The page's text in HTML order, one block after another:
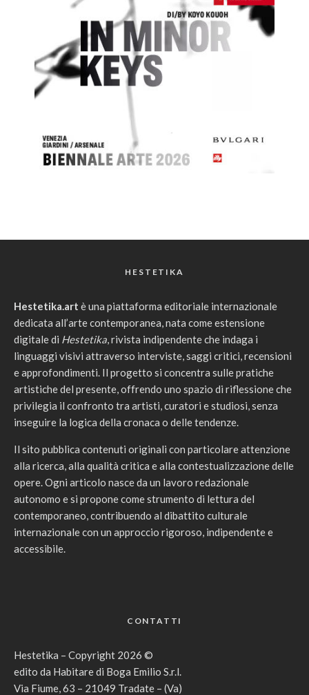
HESTETIKA
Hestetika.art è una piattaforma editoriale internazionale
dedicata all’arte contemporanea, nata come estensione
digitale di Hestetika, rivista indipendente che indaga i
linguaggi visivi attraverso interviste, saggi critici, recensioni
e approfondimenti. Il progetto si concentra sulle pratiche
artistiche del presente, offrendo uno spazio di riflessione che
privilegia il confronto tra artisti, curatori e studiosi, senza
inseguire la logica della cronaca o delle tendenze.
Il sito pubblica contenuti originali con particolare attenzione
alla ricerca, alla qualità critica e alla contestualizzazione delle
opere. Ogni articolo nasce da un lavoro redazionale
autonomo e si propone come strumento di lettura del
contemporaneo, contribuendo al dibattito culturale
internazionale con un approccio rigoroso, indipendente e
accessibile.
CONTATTI
Hestetika – Copyright 2026 ©
edito da Habitare di Boga Emilio S.r.l.
Via Fiume, 63 – 21049 Tradate – (Va)